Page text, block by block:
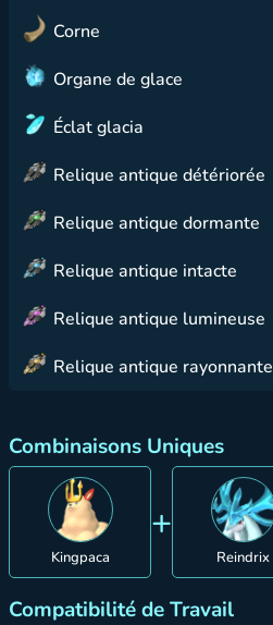
Corne
Organe de glace
Éclat glacia
Relique antique détériorée
Relique antique dormante
Relique antique intacte
Relique antique lumineuse
Relique antique rayonnante
Combinaisons Uniques
Kingpaca
+
Reindrix
Compatibilité de Travail